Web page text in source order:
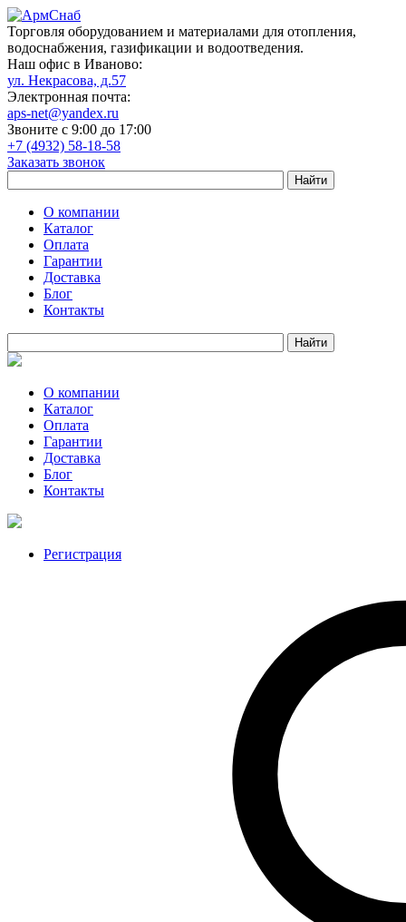
Торговля оборудованием и материалами для отопления,
водоснабжения, газификации и водоотведения.
Наш офис в Иваново:
ул. Некрасова, д.57
Электронная почта:
aps-net@yandex.ru
Звоните с 9:00 до 17:00
+7 (4932) 58-18-58
Заказать звонок
О компании
Каталог
Оплата
Гарантии
Доставка
Блог
Контакты
О компании
Каталог
Оплата
Гарантии
Доставка
Блог
Контакты
Регистрация